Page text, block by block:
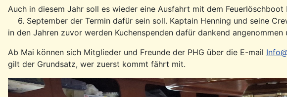
Auch in diesem Jahr soll es wieder eine Ausfahrt mit dem
6. September der Termin dafür sein soll. Kaptain Henning und seine
in den Jahren zuvor werden Kuchenspenden dafür dankend
Ab Mai können sich Mitglieder und Freunde der PHG über die E-mail
gilt der Grundsatz, wer zuerst kommt fährt mit.